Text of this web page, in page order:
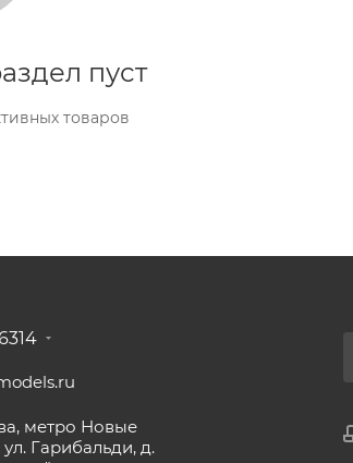
пуст
товаров
метро Новые
Гарибальди, д.